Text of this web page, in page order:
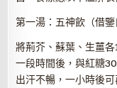
第一湯：五神飲（借鑒
將荊芥、蘇葉、生薑
一段時間後，與紅糖
出汗不暢，一小時後